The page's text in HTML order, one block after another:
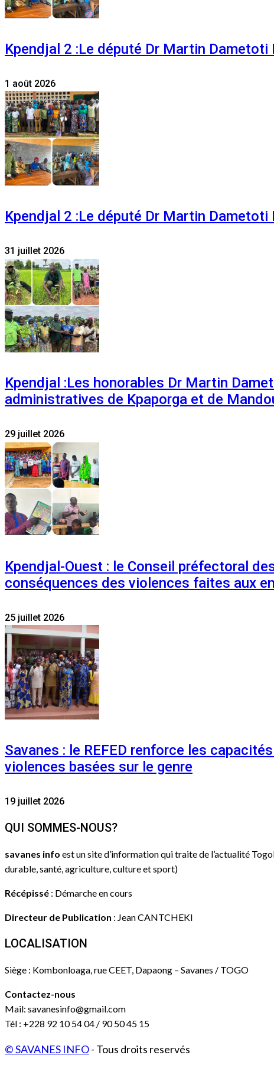
Kpendjal 2 :Le député Dr Martin
1 août 2026
Kpendjal 2 :Le député Dr Martin
31 juillet 2026
Kpendjal :Les honorables Dr Martin
administratives de Kpaporga et de
29 juillet 2026
Kpendjal-Ouest : le Conseil préfectoral
conséquences des violences faites aux
25 juillet 2026
Savanes : le REFED renforce les
violences basées sur le genre
19 juillet 2026
QUI SOMMES-NOUS?
savanes info est un site d’information qui traite de l’actualité
durable, santé, agriculture, culture et sport)
Récépissé : Démarche en cours
Directeur de Publication : Jean CANTCHEKI
LOCALISATION
Siège : Kombonloaga, rue CEET, Dapaong – Savanes / TOGO
Contactez-nous
Mail: savanesinfo@gmail.com
Tél : +228 92 10 54 04 / 90 50 45 15
© SAVANES INFO- Tous droits reservés